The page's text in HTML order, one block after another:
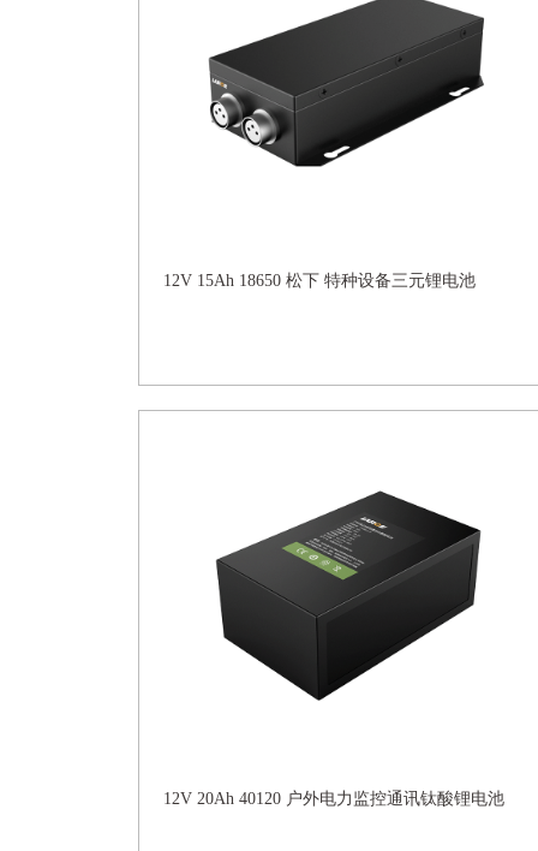
12V 15Ah 18650 松下 特种设备三元锂电池
12V 20Ah 40120 户外电力监控通讯钛酸锂电池